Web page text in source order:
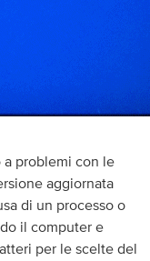
a problemi con le
aggiornata
di un processo o
il computer e
per le scelte del